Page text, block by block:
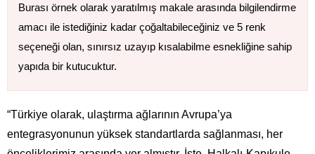
Burası örnek olarak yaratılmış makale arasında bilgilendirme
amacı ile istediğiniz kadar çoğaltabileceğiniz ve 5 renk
seçeneği olan, sınırsız uzayıp kısalabilme esnekliğine sahip
yapıda bir kutucuktur.
“Türkiye olarak, ulaştırma ağlarının Avrupa’ya
entegrasyonunun yüksek standartlarda sağlanması, her